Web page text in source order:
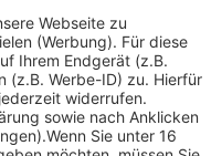
Prüfungsfragen